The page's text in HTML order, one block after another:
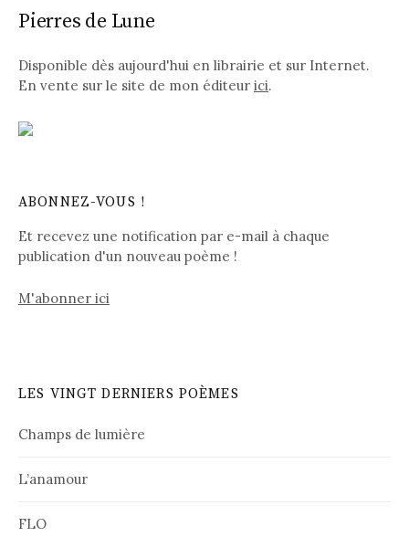
Pierres de Lune
Disponible dès aujourd'hui en librairie et sur Internet.
En vente sur le site de mon éditeur ici.
ABONNEZ-VOUS !
Et recevez une notification par e-mail à chaque
publication d'un nouveau poème !
M'abonner ici
LES VINGT DERNIERS POÈMES
Champs de lumière
L’anamour
FLO